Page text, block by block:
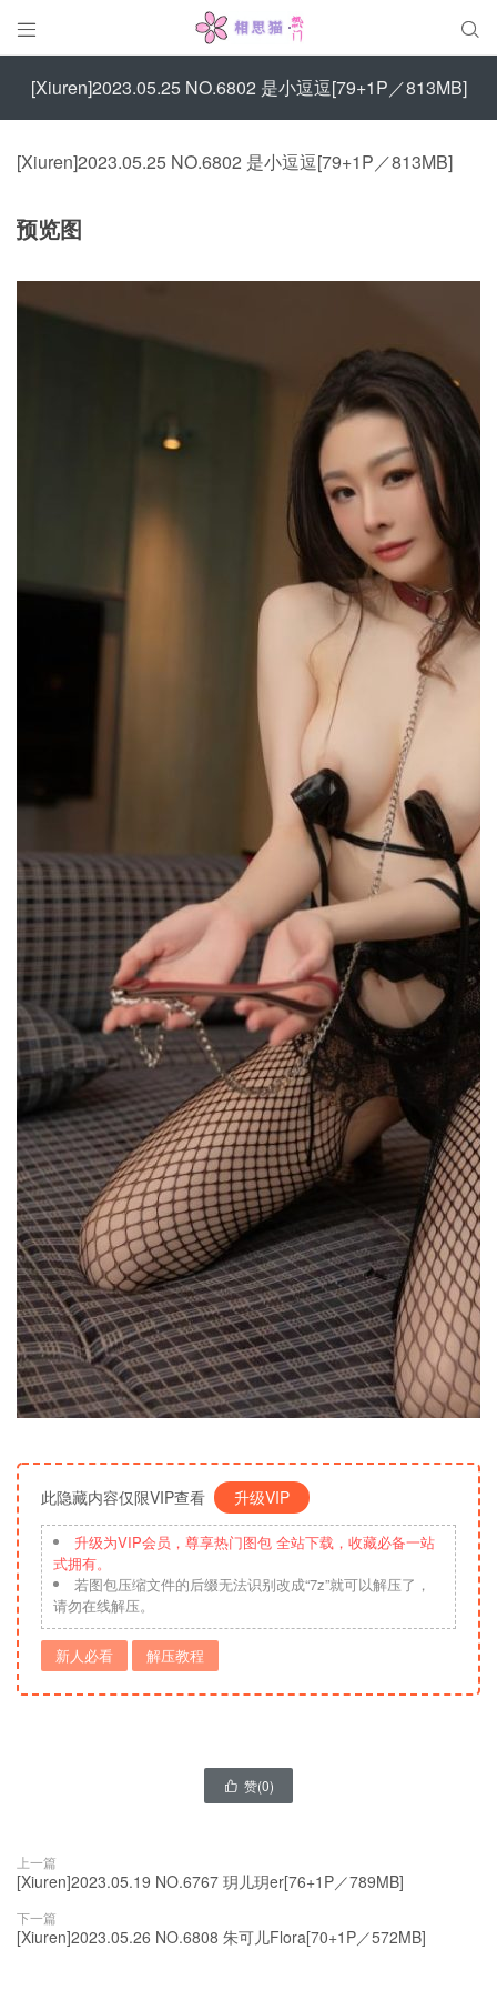
 
[Xiuren]2023.05.25 NO.6802 是小逗逗[79+1P／813MB]
[Xiuren]2023.05.25 NO.6802 是小逗逗[79+1P／813MB]
预览图
此隐藏内容仅限VIP查看 升级VIP
升级为VIP会员，尊享热门图包 全站下载，收藏必备一站
式拥有。
若图包压缩文件的后缀无法识别改成“7z”就可以解压了，
请勿在线解压。
新人必看 解压教程
 赞(0)
上一篇
[Xiuren]2023.05.19 NO.6767 玥儿玥er[76+1P／789MB]
下一篇
[Xiuren]2023.05.26 NO.6808 朱可儿Flora[70+1P／572MB]